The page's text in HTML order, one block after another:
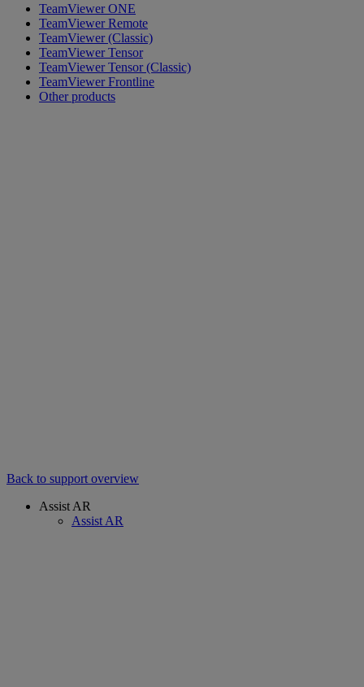
TeamViewer ONE
TeamViewer Remote
TeamViewer (Classic)
TeamViewer Tensor
TeamViewer Tensor (Classic)
TeamViewer Frontline
Other products
Back to support overview
Assist AR
Assist AR